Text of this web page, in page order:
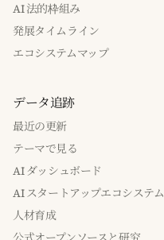
AI 法的枠組み
発展タイムライン
エコシステムマップ
データ追跡
最近の更新
テーマで見る
AI ダッシュボード
AI スタートアップエコシステム
人材育成